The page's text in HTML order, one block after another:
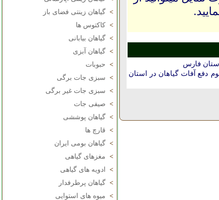
> گیاهان زینتی فضای باز
> کاکتوس ها
> گیاهان بیابانی
> گیاهان آبزی
> حبوبات
> سبزی جات برگی
> سبزی جات غیر برگی
> صیفی جات
> گیاهان پوششی
> قارچ ها
> گیاهان بومی ایران
> مغزهای گیاهی
>
ادویه های گیاهی
> گیاهان پرطرفدار
> میوه های استوایی
فارس
آفات گیاهان در استان